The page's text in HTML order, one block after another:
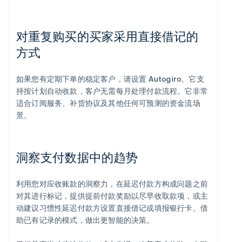
对重复购买的买家采用直接借记的
方式
如果您有定期下单的稳定客户，请设置 Autogiro。它支
持按计划自动收款，客户无需每月处理付款流程。它非常
适合订阅服务、补货协议及其他任何可预测的资金流场
景。
洞察支付数据中的趋势
利用您对应收账款的洞察力，在延迟付款方构成问题之前
对其进行标记，提供提前付款奖励以尽早收取款项，或主
动建议习惯性延迟付款方设置直接借记或填报银行卡。借
助已有记录的模式，做出更智能的决策。